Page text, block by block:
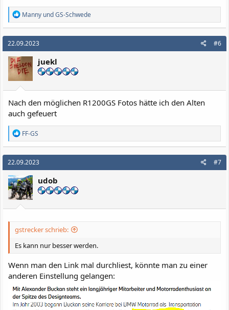
R
e
a
k
t
i
o
n
e
n
Manny undGS-Schwede
22.09.2023 #6
juekl
Nach den möglichen R1200GS Fotos hätte ich den Alten
auch gefeuert
R
e
a
k
t
o
n
e
n
FF-GS
22.09.2023 #7
udob
gstrecker schrieb:
Es kann nur besser werden.
Wenn man den Link mal durchliest, könnte man zu einer
anderen Einstellung gelangen: